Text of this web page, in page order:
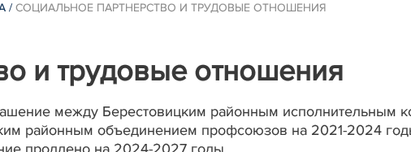
/СОЦИАЛЬНОЕ ПАРТНЕРСТВО И ТРУДОВЫЕ ОТНОШЕНИЯ
и трудовые отношения
между Берестовицким районным исполнительным
районным объединением профсоюзов на 2021-2024